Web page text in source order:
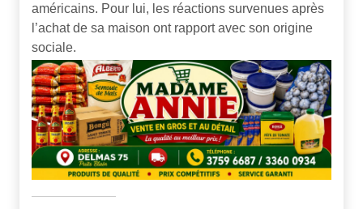
américains. Pour lui, les réactions survenues après
l’achat de sa maison ont rapport avec son origine
sociale.